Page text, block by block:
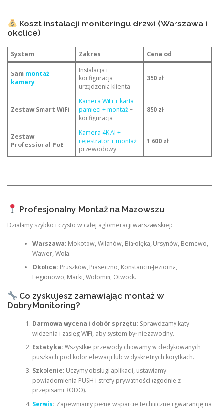
Koszt instalacji monitoringu drzwi (Warszawa i
okolice)
System Zakres Cena od
Sam montaż
kamery
Instalacja i
konfiguracja
urządzenia klienta
350 zł
Zestaw Smart WiFi
Kamera WiFi + karta
pamięci + montaż+
konfiguracja
850 zł
Zestaw
Professional PoE
Kamera 4K AI +
rejestrator + montaż
przewodowy
1 600 zł
Profesjonalny Montaż na Mazowszu
Działamy szybko i czysto w całej aglomeracji warszawskiej:
Warszawa: Mokotów, Wilanów, Białołęka, Ursynów, Bemowo,
Wawer, Wola.
Okolice: Pruszków, Piaseczno, Konstancin-Jeziorna,
Legionowo, Marki, Wołomin, Otwock.
Co zyskujesz zamawiając montaż w
DobryMonitoring?
Darmowa wycena i dobór sprzętu: Sprawdzamy kąty
widzenia i zasięg WiFi, aby system był niezawodny.
Estetyka: Wszystkie przewody chowamy w dedykowanych
puszkach pod kolor elewacji lub w dyskretnych korytkach.
Szkolenie: Uczymy obsługi aplikacji, ustawiamy
powiadomienia PUSH i strefy prywatności (zgodnie z
przepisami RODO).
Serwis: Zapewniamy pełne wsparcie techniczne i gwarancję na